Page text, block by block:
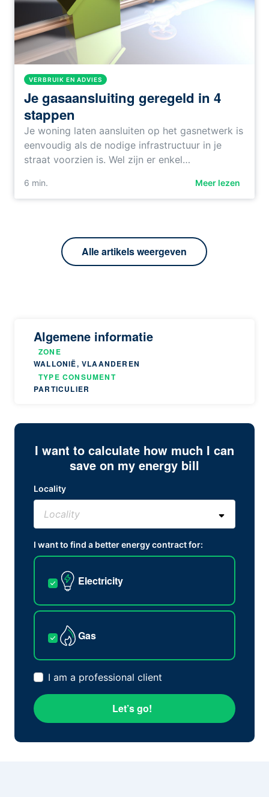
VERBRUIK EN ADVIES
Je gasaansluiting geregeld in 4
stappen
Je woning laten aansluiten op het gasnetwerk is
eenvoudig als de nodige infrastructuur in je
straat voorzien is. Wel zijn er enkel…
6 min. Meer lezen
Alle artikels weergeven
Algemene informatie
ZONE
WALLONIË, VLAANDEREN
TYPE CONSUMENT
PARTICULIER
I want to calculate how much I can
save on my energy bill
Locality
I want to find a better energy contract for:
Electricity
Gas
I am a professional client
Let’s go!